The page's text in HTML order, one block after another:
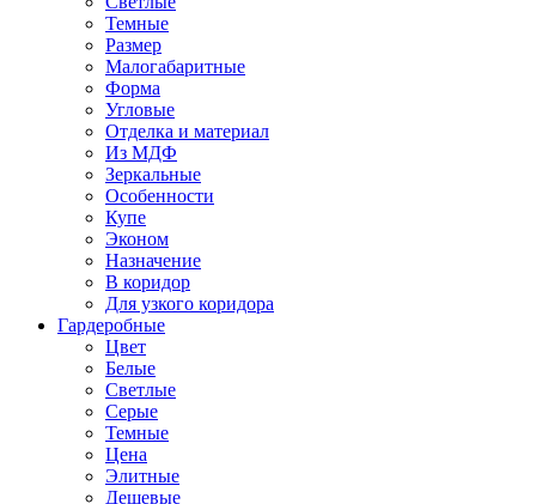
Темные
Размер
Малогабаритные
Форма
Угловые
Отделка и материал
Из МДФ
Зеркальные
Особенности
Купе
Эконом
Назначение
В коридор
Для узкого коридора
Гардеробные
Цвет
Белые
Светлые
Серые
Темные
Цена
Элитные
Дешевые